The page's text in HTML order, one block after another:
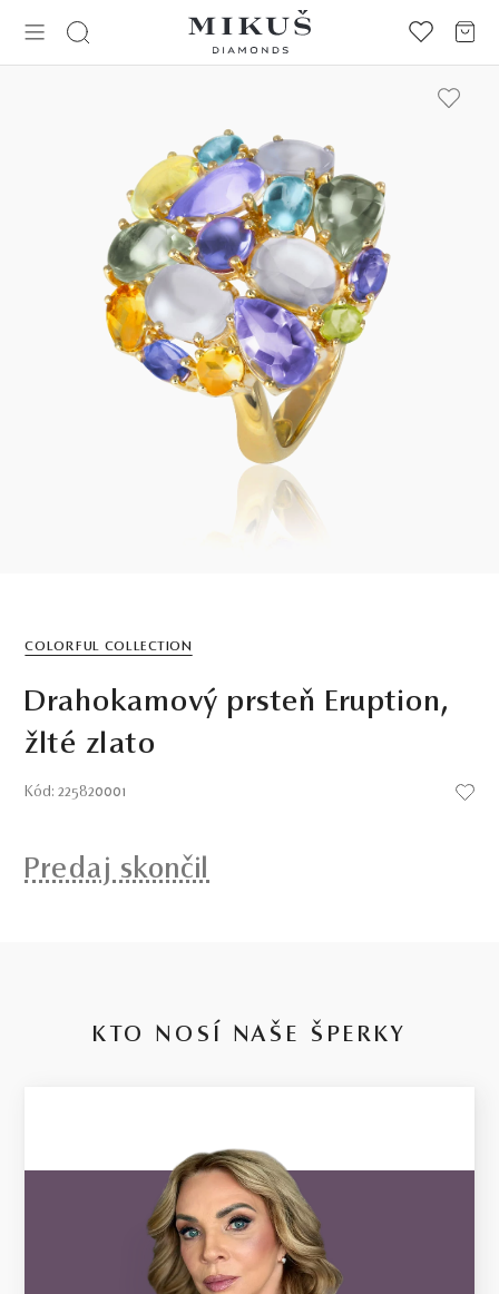
COLORFUL COLLECTION
Drahokamový prsteň Eruption,
žlté zlato
Kód: 225820001
Predaj skončil
KTO NOSÍ NAŠE ŠPERKY